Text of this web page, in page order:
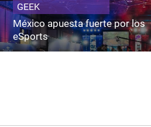
GEEK
México apuesta fuerte por los
eSports